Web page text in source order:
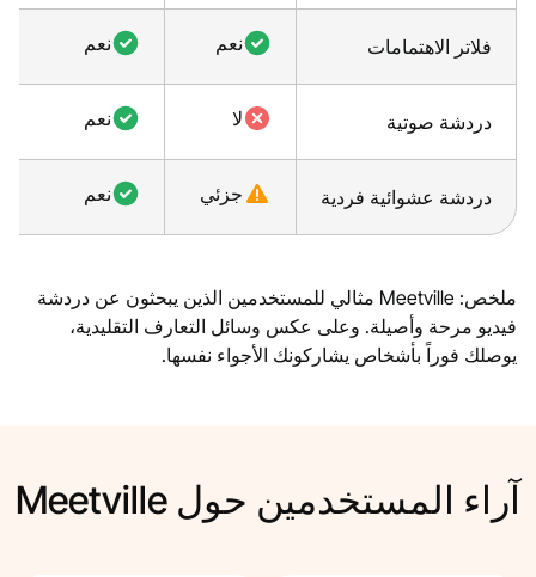
فلاتر الاهتمامات نعم نعم
دردشة صوتية لا نعم
دردشة عشوائية فردية جزئي نعم
ملخص: Meetville مثالي للمستخدمين الذين يبحثون عن دردشة
فيديو مرحة وأصيلة. وعلى عكس وسائل التعارف التقليدية،
يوصلك فوراً بأشخاص يشاركونك الأجواء نفسها.
آراء المستخدمين حول Meetville